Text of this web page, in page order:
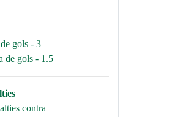
gols - 3
de gols - 1.5
contra